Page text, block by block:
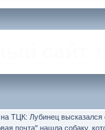
Vision